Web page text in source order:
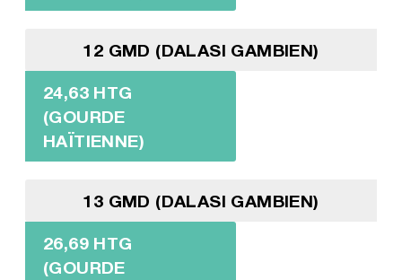
12 GMD (DALASI GAMBIEN)
24,63 HTG
(GOURDE
HAÏTIENNE)
13 GMD (DALASI GAMBIEN)
26,69 HTG
(GOURDE